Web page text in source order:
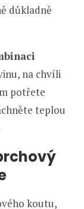
důkladně
na chvíli
potřete
teplou
koutu,